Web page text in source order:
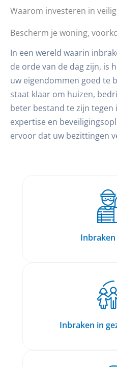
Waarom investeren in
Bescherm je woning,
In een wereld waarin
de orde van de dag zijn, is
uw eigendommen goed te
staat klaar om huizen,
beter bestand te zijn tegen
expertise en
ervoor dat uw bezittingen
Inbraken in